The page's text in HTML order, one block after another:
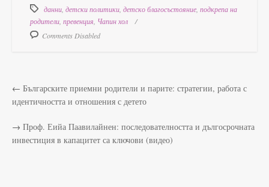
данни детски политики детско благосъстояние подкрепа на
родители превенция Чапин хол
Comments Disabled
← Българските приемни родители и парите: стратегии, работа с
идентичността и отношения с детето
→ Проф. Еийа Паавилайнен: последователността и дългосрочната
инвестиция в капацитет са ключови (видео)